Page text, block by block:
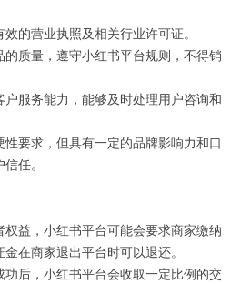
的营业执照及相关行业许可证。
质量，遵守小红书平台规则，不得销
服务能力，能够及时处理用户咨询和
要求，但具有一定的品牌影响力和口
任。
益，小红书平台可能会要求商家缴纳
在商家退出平台时可以退还。
后，小红书平台会收取一定比例的交